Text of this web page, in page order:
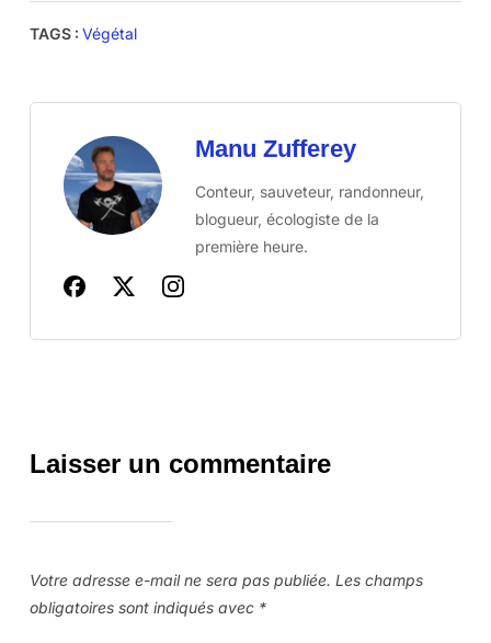
TAGS : Végétal
Manu Zufferey
Conteur, sauveteur, randonneur,
blogueur, écologiste de la
première heure.
Laisser un commentaire
Votre adresse e-mail ne sera pas publiée. Les champs
obligatoires sont indiqués avec *